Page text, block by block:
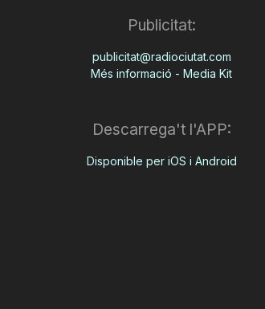
Publicitat:
publicitat@radiociutat.com
Més informació - Media Kit
Descarrega't l'APP:
Disponible per iOS i Android